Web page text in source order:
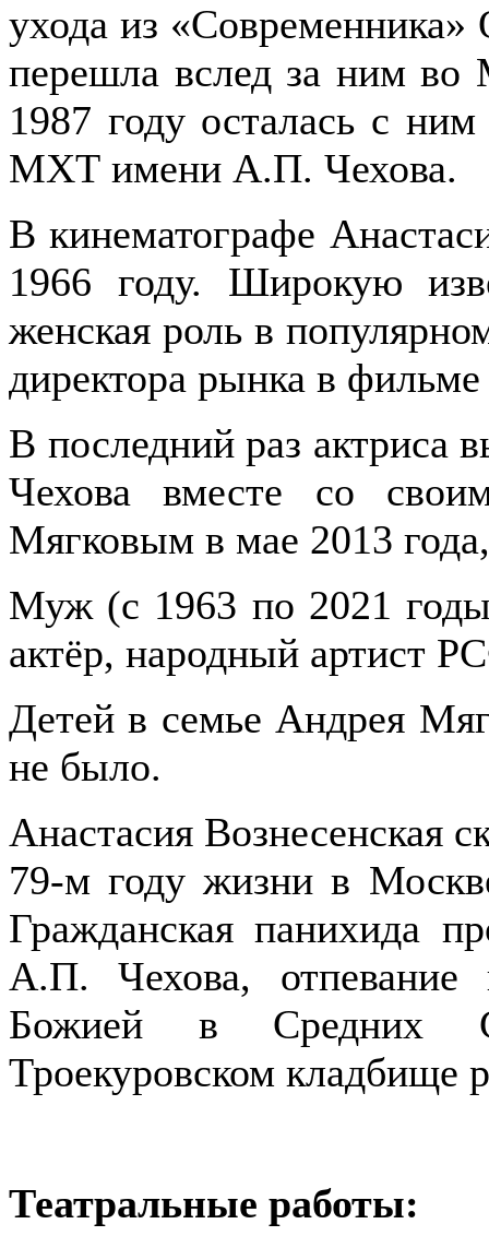
ухода из
перешла вслед за ним во
1987 году осталась с
МХТ имени А.П. Чехова.
В кинематографе
1966 году. Широкую
женская роль в
директора рынка в
В последний раз
Чехова вместе со
Мягковым в мае 2013
Муж (с 1963 по 2021
актёр, народный артист
Детей в семье Андрея
не было.
Анастасия Вознесенская
79-м году жизни в
Гражданская панихида
А.П. Чехова,
Божией в Средних
Троекуровском кладбище
Театральные работы: